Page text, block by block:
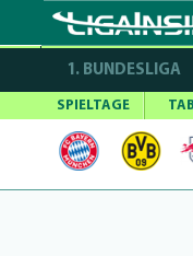
1. BUNDESLIGA
SPIELTAGE